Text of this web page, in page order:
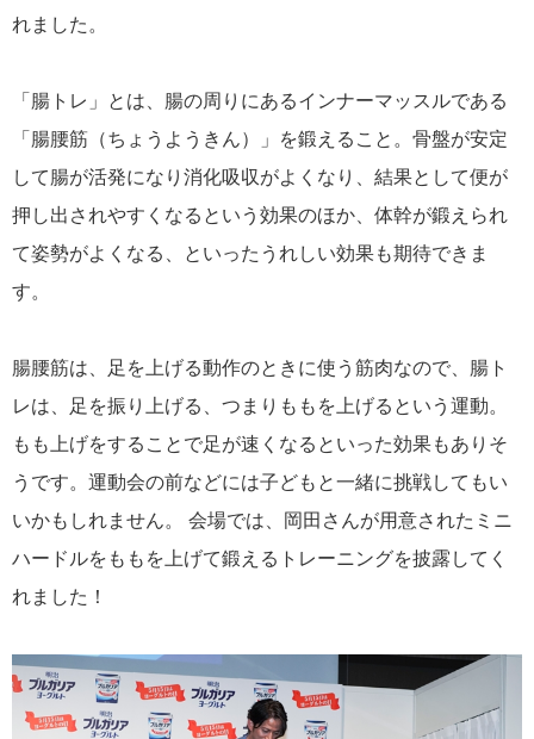
れました。
「腸トレ」とは、腸の周りにあるインナーマッスルである
「腸腰筋（ちょうようきん）」を鍛えること。骨盤が安定
して腸が活発になり消化吸収がよくなり、結果として便が
押し出されやすくなるという効果のほか、体幹が鍛えられ
て姿勢がよくなる、といったうれしい効果も期待できま
す。
腸腰筋は、足を上げる動作のときに使う筋肉なので、腸ト
レは、足を振り上げる、つまりももを上げるという運動。
もも上げをすることで足が速くなるといった効果もありそ
うです。運動会の前などには子どもと一緒に挑戦してもい
いかもしれません。 会場では、岡田さんが用意されたミニ
ハードルをももを上げて鍛えるトレーニングを披露してく
れました！